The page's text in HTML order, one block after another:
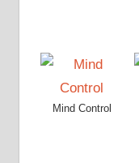
Mind Control